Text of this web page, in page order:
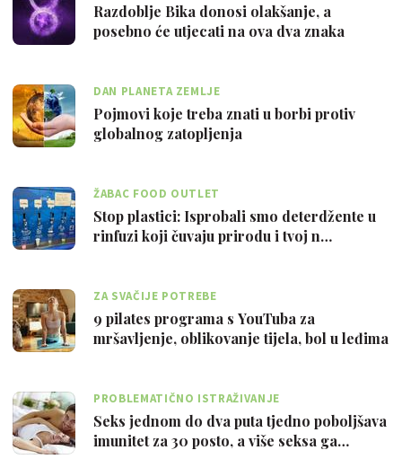
Razdoblje Bika donosi olakšanje, a
posebno će utjecati na ova dva znaka
DAN PLANETA ZEMLJE
Pojmovi koje treba znati u borbi protiv
globalnog zatopljenja
ŽABAC FOOD OUTLET
Stop plastici: Isprobali smo deterdžente u
rinfuzi koji čuvaju prirodu i tvoj n…
ZA SVAČIJE POTREBE
9 pilates programa s YouTuba za
mršavljenje, oblikovanje tijela, bol u leđima
PROBLEMATIČNO ISTRAŽIVANJE
Seks jednom do dva puta tjedno poboljšava
imunitet za 30 posto, a više seksa ga…